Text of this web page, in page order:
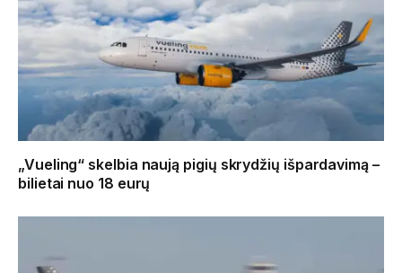
„Vueling“ skelbia naują pigių skrydžių išpardavimą –
bilietai nuo 18 eurų